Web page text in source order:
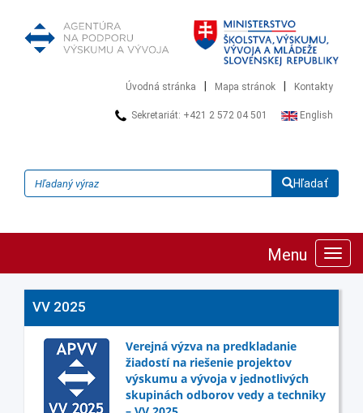
Úvodná stránka Mapa stránok Kontakty
Sekretariát: +421 2 572 04 501 English
Hľadať
Menu
VV 2025
Verejná výzva na predkladanie
žiadostí na riešenie projektov
výskumu a vývoja v jednotlivých
skupinách odborov vedy a techniky